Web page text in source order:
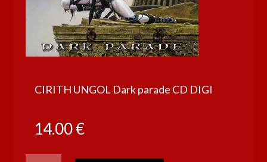
CIRITH UNGOL Dark parade CD DIGI
14.00€